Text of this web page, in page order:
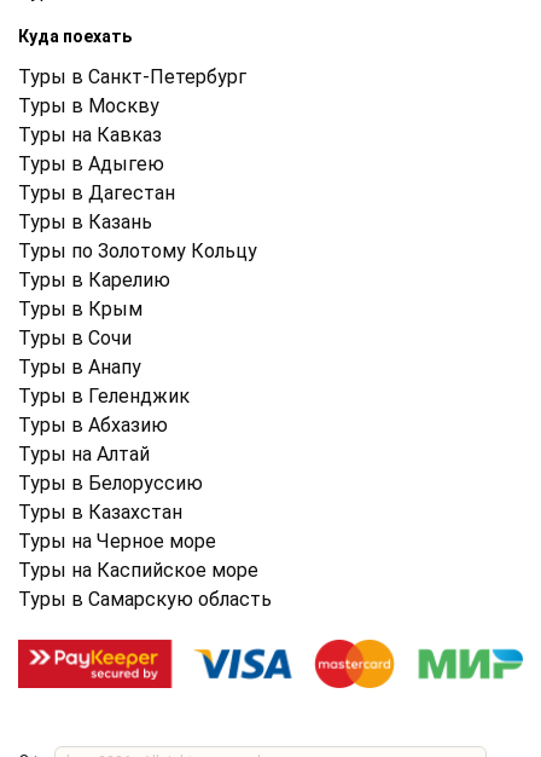
Куда поехать
Туры в Санкт-Петербург
Туры в Москву
Туры на Кавказ
Туры в Адыгею
Туры в Дагестан
Туры в Казань
Туры по Золотому Кольцу
Туры в Карелию
Туры в Крым
Туры в Cочи
Туры в Анапу
Туры в Геленджик
Туры в Абхазию
Туры на Алтай
Туры в Белоруссию
Туры в Казахстан
Туры на Черное море
Туры на Каспийское море
Туры в Самарскую область